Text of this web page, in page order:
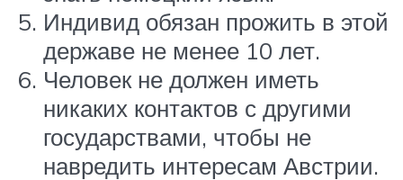
Индивид обязан прожить в этой
державе не менее 10 лет.
Человек не должен иметь
никаких контактов с другими
государствами, чтобы не
навредить интересам Австрии.